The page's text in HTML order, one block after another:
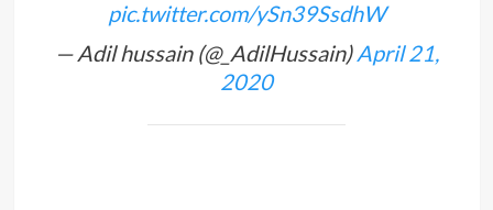
pic.twitter.com/ySn39SsdhW
— Adil hussain (@_AdilHussain)April 21,
2020